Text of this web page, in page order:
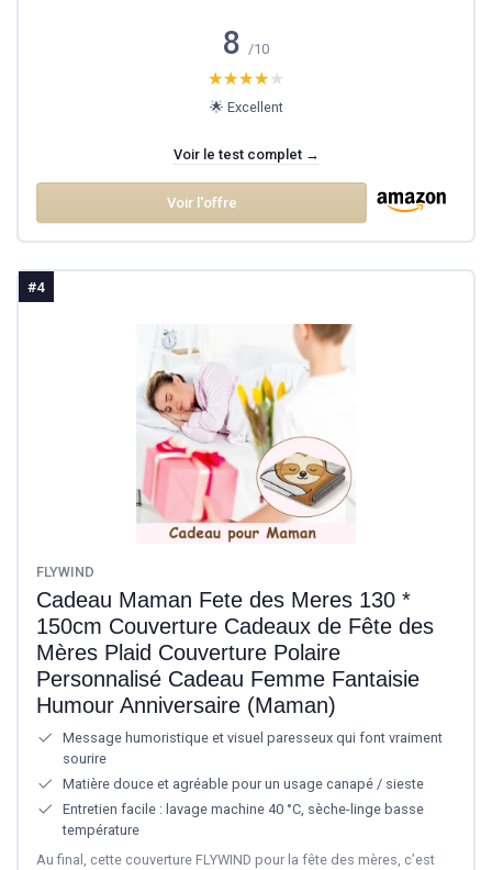
8 /10
★★★★★
★★★★★
🌟 Excellent
Voir le test complet →
Voir l'offre
#4
FLYWIND
Cadeau Maman Fete des Meres 130 *
150cm Couverture Cadeaux de Fête des
Mères Plaid Couverture Polaire
Personnalisé Cadeau Femme Fantaisie
Humour Anniversaire (Maman)
Message humoristique et visuel paresseux qui font vraiment
sourire
Matière douce et agréable pour un usage canapé / sieste
Entretien facile : lavage machine 40 °C, sèche-linge basse
température
Au final, cette couverture FLYWIND pour la fête des mères, c’est